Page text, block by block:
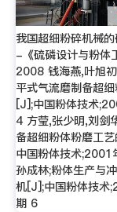
我国超细粉碎机械
-《硫磷设计与粉体
2008 钱海燕,叶旭
平式气流磨制备超
[J];中国粉体技术
4 方莹,张少明,刘剑
备超细粉体粉磨工
中国粉体技术
孙成林;粉体生产与
机[J];中国粉体技术
期 6